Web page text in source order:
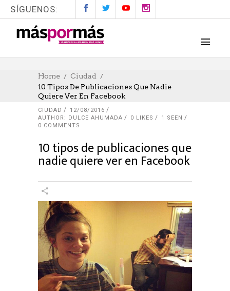
SÍGUENOS:
Home
Ciudad
10 Tipos De Publicaciones Que Nadie
Quiere Ver En Facebook
CIUDAD
12/08/2016
AUTHOR: DULCE AHUMADA
0 LIKES
1 SEEN
0 COMMENTS
10 tipos de publicaciones que
nadie quiere ver en Facebook